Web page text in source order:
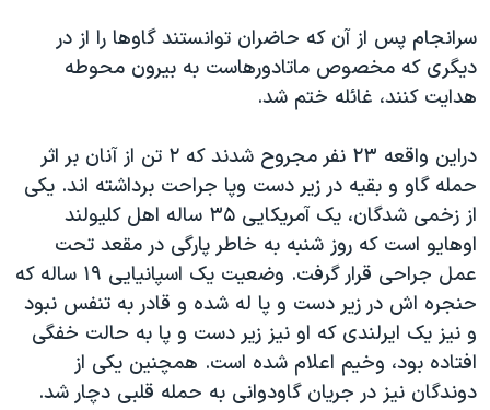
صفحه‌های ویژه
سفر پرزیدنت ترامپ به چین
سرانجام پس از آن که حاضران توانستند گاوها را از در
دیگری که مخصوص ماتادورهاست به بیرون محوطه
هدایت کنند، غائله ختم شد.
دراین واقعه ۲۳ نفر مجروح شدند که ۲ تن از آنان بر اثر
حمله گاو و بقیه در زیر دست وپا جراحت برداشته اند. یکی
از زخمی شدگان، یک آمریکایی ۳۵ ساله اهل کلیولند
اوهایو است که روز شنبه به خاطر پارگی در مقعد تحت
عمل جراحی قرار گرفت. وضعیت یک اسپانیایی ۱۹ ساله که
حنجره اش در زیر دست و پا له شده و قادر به تنفس نبود
و نیز یک ایرلندی که او نیز زیر دست و پا به حالت خفگی
افتاده بود، وخیم اعلام شده است. همچنین یکی از
دوندگان نیز در جریان گاودوانی به حمله قلبی دچار شد.